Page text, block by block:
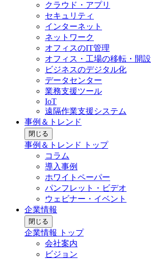
クラウド・アプリ
セキュリティ
インターネット
ネットワーク
オフィスのIT管理
オフィス・工場の移転・開設
ビジネスのデジタル化
データセンター
業務支援ツール
IoT
遠隔作業支援システム
事例＆トレンド
閉じる
事例＆トレンド トップ
コラム
導入事例
ホワイトペーパー
パンフレット・ビデオ
ウェビナー・イベント
企業情報
閉じる
企業情報 トップ
会社案内
ビジョン